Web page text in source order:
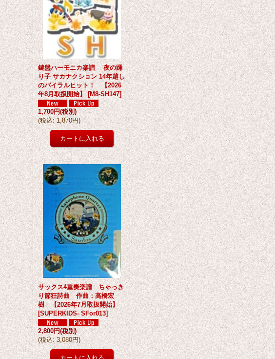
鍵盤ハーモニカ楽譜 夜の踊
り子 サカナクション 14年越し
のバイラルヒット！ 【2026
年8月取扱開始】 [M8-SH147]
1,700円(税別)
(税込: 1,870円)
サックス4重奏楽譜 ちゃっき
り節狂詩曲 作曲：高橋宏
樹 【2026年7月取扱開始】
[SUPERKIDS- SFor013]
2,800円(税別)
(税込: 3,080円)